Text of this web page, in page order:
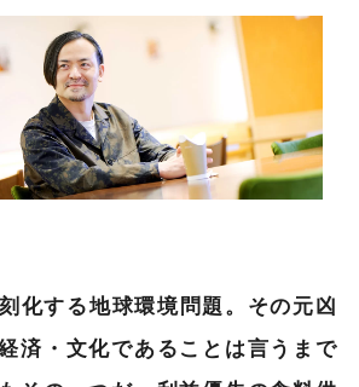
化する地球環境問題。その元凶
済・文化であることは言うまで